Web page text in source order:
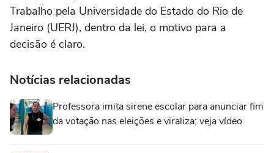
Trabalho pela Universidade do Estado do Rio de
Janeiro (UERJ), dentro da lei, o motivo para a
decisão é claro.
Notícias relacionadas
Professora imita sirene escolar para anunciar fim
da votação nas eleições e viraliza; veja vídeo